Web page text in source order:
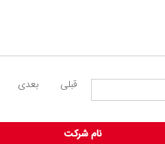
قبلی بعدی
نام شرکت